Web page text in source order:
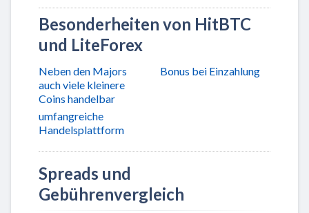
Besonderheiten von HitBTC
und LiteForex
Neben den Majors
auch viele kleinere
Coins handelbar
umfangreiche
Handelsplattform
Bonus bei Einzahlung
Spreads und
Gebührenvergleich